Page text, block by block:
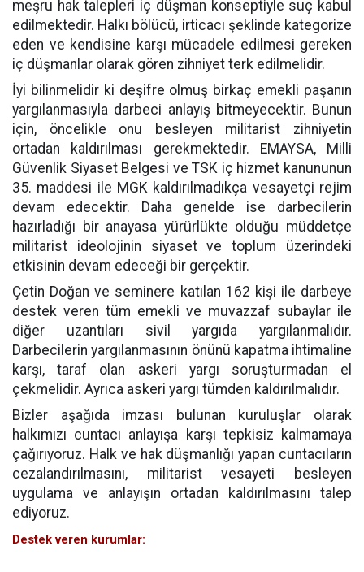
meşru hak talepleri iç düşman konseptiyle suç kabul
edilmektedir. Halkı bölücü, irticacı şeklinde kategorize
eden ve kendisine karşı mücadele edilmesi gereken
iç düşmanlar olarak gören zihniyet terk edilmelidir.
İyi bilinmelidir ki deşifre olmuş birkaç emekli paşanın
yargılanmasıyla darbeci anlayış bitmeyecektir. Bunun
için, öncelikle onu besleyen militarist zihniyetin
ortadan kaldırılması gerekmektedir. EMAYSA, Milli
Güvenlik Siyaset Belgesi ve TSK iç hizmet kanununun
35. maddesi ile MGK kaldırılmadıkça vesayetçi rejim
devam edecektir. Daha genelde ise darbecilerin
hazırladığı bir anayasa yürürlükte olduğu müddetçe
militarist ideolojinin siyaset ve toplum üzerindeki
etkisinin devam edeceği bir gerçektir.
Çetin Doğan ve seminere katılan 162 kişi ile darbeye
destek veren tüm emekli ve muvazzaf subaylar ile
diğer uzantıları sivil yargıda yargılanmalıdır.
Darbecilerin yargılanmasının önünü kapatma ihtimaline
karşı, taraf olan askeri yargı soruşturmadan el
çekmelidir. Ayrıca askeri yargı tümden kaldırılmalıdır.
Bizler aşağıda imzası bulunan kuruluşlar olarak
halkımızı cuntacı anlayışa karşı tepkisiz kalmamaya
çağırıyoruz. Halk ve hak düşmanlığı yapan cuntacıların
cezalandırılmasını, militarist vesayeti besleyen
uygulama ve anlayışın ortadan kaldırılmasını talep
ediyoruz.
Destek veren kurumlar: